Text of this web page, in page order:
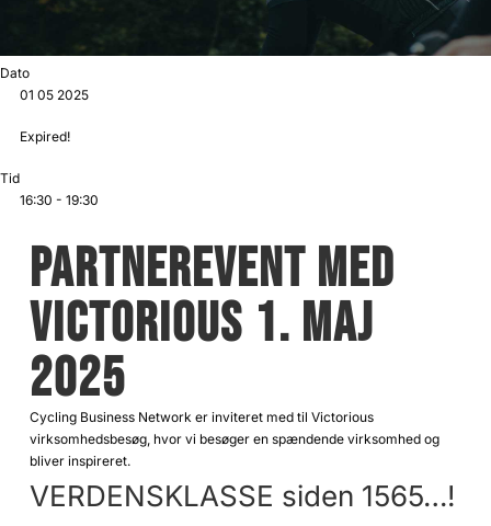
Dato
01 05 2025
Expired!
Tid
16:30 - 19:30
PARTNEREVENT MED
VICTORIOUS 1. MAJ
2025
Cycling Business Network er inviteret med til Victorious
virksomhedsbesøg, hvor vi besøger en spændende virksomhed og
bliver inspireret.
VERDENSKLASSE siden 1565…!